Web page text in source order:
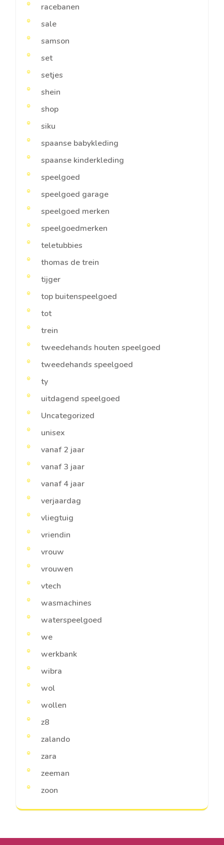
racebanen
sale
samson
set
setjes
shein
shop
siku
spaanse babykleding
spaanse kinderkleding
speelgoed
speelgoed garage
speelgoed merken
speelgoedmerken
teletubbies
thomas de trein
tijger
top buitenspeelgoed
tot
trein
tweedehands houten speelgoed
tweedehands speelgoed
ty
uitdagend speelgoed
Uncategorized
unisex
vanaf 2 jaar
vanaf 3 jaar
vanaf 4 jaar
verjaardag
vliegtuig
vriendin
vrouw
vrouwen
vtech
wasmachines
waterspeelgoed
we
werkbank
wibra
wol
wollen
z8
zalando
zara
zeeman
zoon